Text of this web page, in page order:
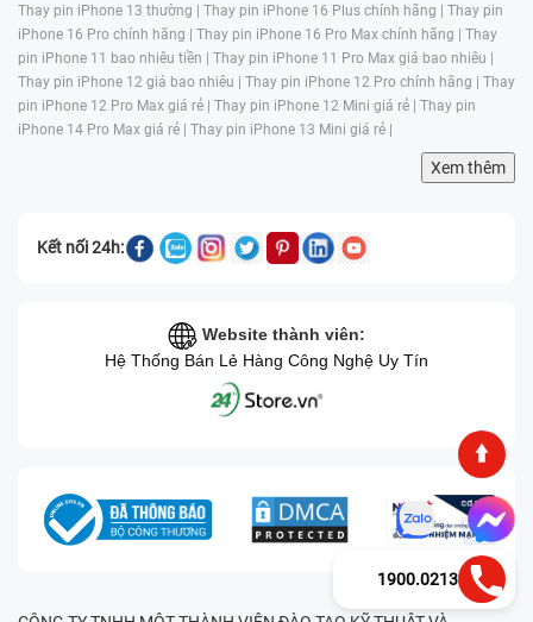
Thay pin iPhone 13 thường | Thay pin iPhone 16 Plus chính hãng | Thay pin
iPhone 16 Pro chính hãng | Thay pin iPhone 16 Pro Max chính hãng | Thay
pin iPhone 11 bao nhiêu tiền | Thay pin iPhone 11 Pro Max giá bao nhiêu |
Thay pin iPhone 12 giá bao nhiêu | Thay pin iPhone 12 Pro chính hãng | Thay
pin iPhone 12 Pro Max giá rẻ | Thay pin iPhone 12 Mini giá rẻ | Thay pin
iPhone 14 Pro Max giá rẻ | Thay pin iPhone 13 Mini giá rẻ |
Xem thêm
Kết nối 24h:
Website thành viên:
Hệ Thống Bán Lẻ Hàng Công Nghệ Uy Tín
1900.0213